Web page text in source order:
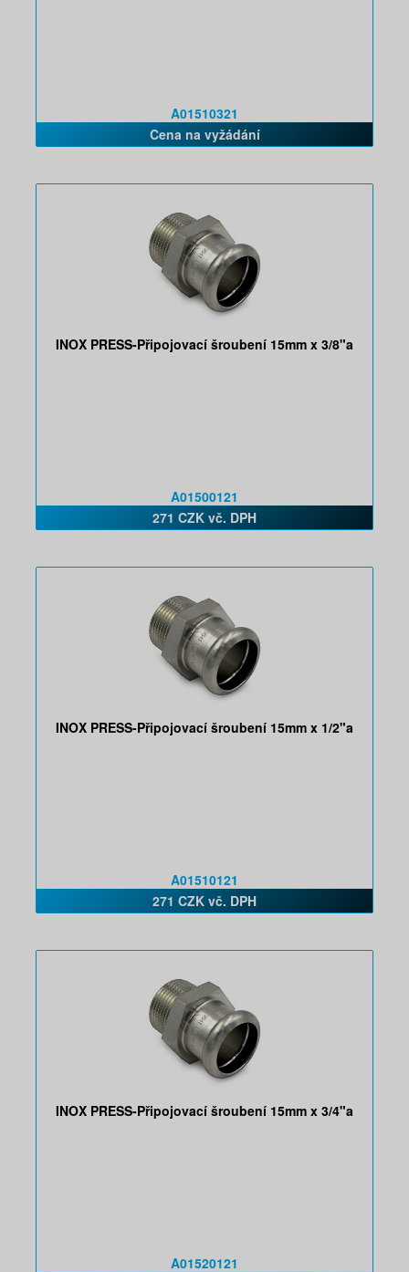
A01510321
Cena na vyžádání
INOX PRESS-Připojovací šroubení 15mm x 3/8"a
A01500121
271 CZK vč. DPH
INOX PRESS-Připojovací šroubení 15mm x 1/2"a
A01510121
271 CZK vč. DPH
INOX PRESS-Připojovací šroubení 15mm x 3/4"a
A01520121